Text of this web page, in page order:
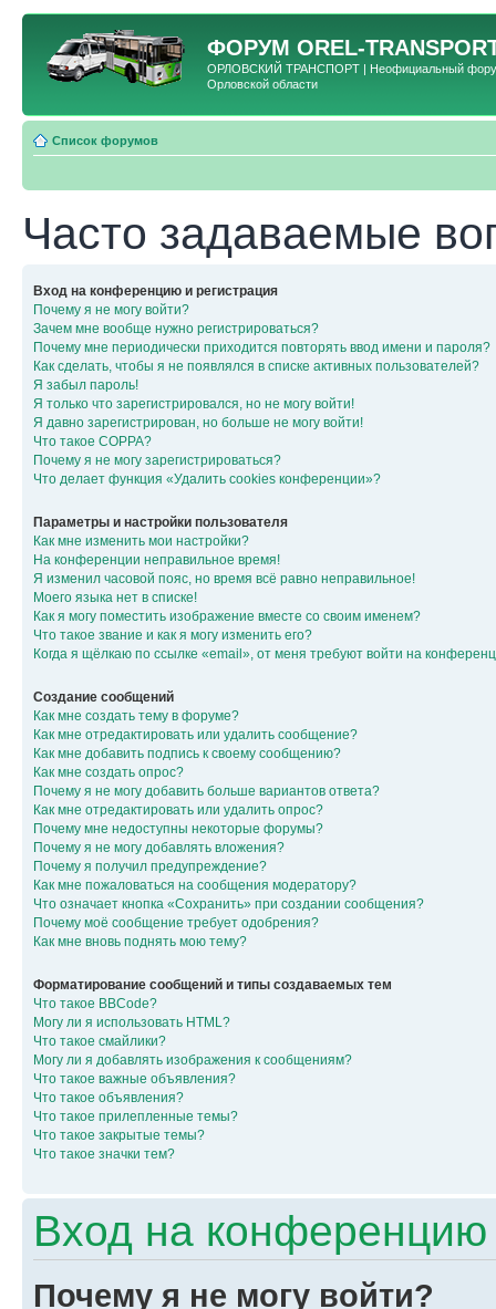
ФОРУМ OREL-
ОРЛОВСКИЙ ТРАНСПОРТ | Неофициальный форум
Орловской области
Список форумов
Часто задаваемые
Вход на конференцию и регистрация
Почему я не могу войти?
Зачем мне вообще нужно регистрироваться?
Почему мне периодически приходится повторять ввод имени и пароля?
Как сделать, чтобы я не появлялся в списке активных пользователей?
Я забыл пароль!
Я только что зарегистрировался, но не могу войти!
Я давно зарегистрирован, но больше не могу войти!
Что такое COPPA?
Почему я не могу зарегистрироваться?
Что делает функция «Удалить cookies конференции»?
Параметры и настройки пользователя
Как мне изменить мои настройки?
На конференции неправильное время!
Я изменил часовой пояс, но время всё равно неправильное!
Моего языка нет в списке!
Как я могу поместить изображение вместе со своим именем?
Что такое звание и как я могу изменить его?
Когда я щёлкаю по ссылке «email», от меня требуют войти на
Создание сообщений
Как мне создать тему в форуме?
Как мне отредактировать или удалить сообщение?
Как мне добавить подпись к своему сообщению?
Как мне создать опрос?
Почему я не могу добавить больше вариантов ответа?
Как мне отредактировать или удалить опрос?
Почему мне недоступны некоторые форумы?
Почему я не могу добавлять вложения?
Почему я получил предупреждение?
Как мне пожаловаться на сообщения модератору?
Что означает кнопка «Сохранить» при создании сообщения?
Почему моё сообщение требует одобрения?
Как мне вновь поднять мою тему?
Форматирование сообщений и типы создаваемых тем
Что такое BBCode?
Могу ли я использовать HTML?
Что такое смайлики?
Могу ли я добавлять изображения к сообщениям?
Что такое важные объявления?
Что такое объявления?
Что такое прилепленные темы?
Что такое закрытые темы?
Что такое значки тем?
Вход на конференцию
Почему я не могу войти?